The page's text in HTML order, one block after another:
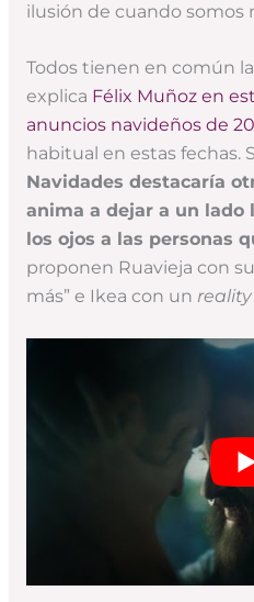
ilusión de cuando somos
Todos tienen en común
explica Félix Muñoz en
anuncios navideños de
habitual en estas fechas.
Navidades destacaría
anima a dejar a un lado
los ojos a las personas
proponen Ruavieja con
más” e Ikea con un reality